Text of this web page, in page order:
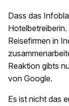
Dass das
Reisefirmen in
Reaktion gibts
von Google.
Es ist nicht das